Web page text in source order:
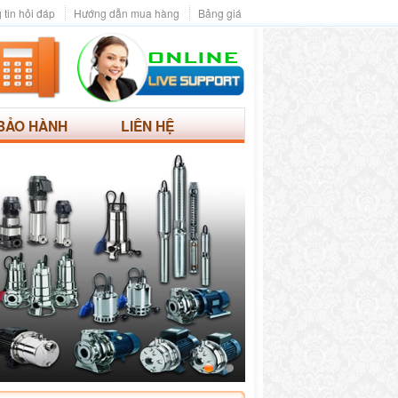
Bảng giá
Hướng dẫn mua hàng
tin hỏi đáp
HÀNH LIÊN HỆ